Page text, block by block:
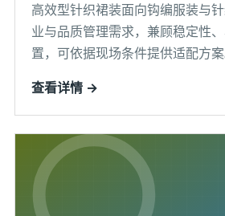
高效型针织裙装面向钩编服装与
业与品质管理需求，兼顾稳定性
置，可依据现场条件提供适配方案
查看详情 →